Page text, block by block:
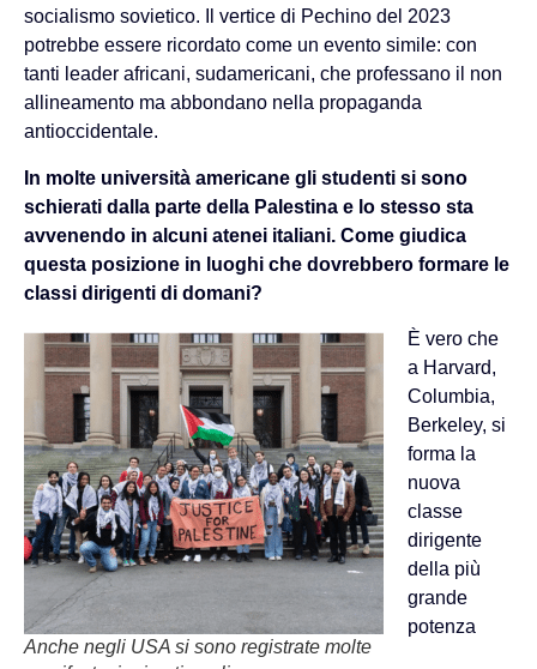
socialismo sovietico. Il vertice di Pechino del 2023
potrebbe essere ricordato come un evento simile: con
tanti leader africani, sudamericani, che professano il non
allineamento ma abbondano nella propaganda
antioccidentale.
In molte università americane gli studenti si sono
schierati dalla parte della Palestina e lo stesso sta
avvenendo in alcuni atenei italiani. Come giudica
questa posizione in luoghi che dovrebbero formare le
classi dirigenti di domani?
Anche negli USA si sono registrate molte
È vero che
a Harvard,
Columbia,
Berkeley, si
forma la
nuova
classe
dirigente
della più
grande
potenza